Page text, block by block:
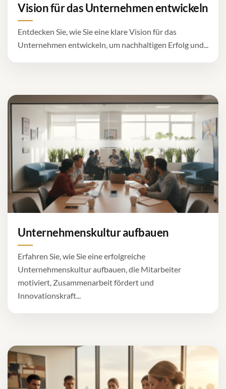
Vision für das Unternehmen entwickeln
Entdecken Sie, wie Sie eine klare Vision für das
Unternehmen entwickeln, um nachhaltigen Erfolg und...
Unternehmenskultur aufbauen
Erfahren Sie, wie Sie eine erfolgreiche
Unternehmenskultur aufbauen, die Mitarbeiter
motiviert, Zusammenarbeit fördert und
Innovationskraft...